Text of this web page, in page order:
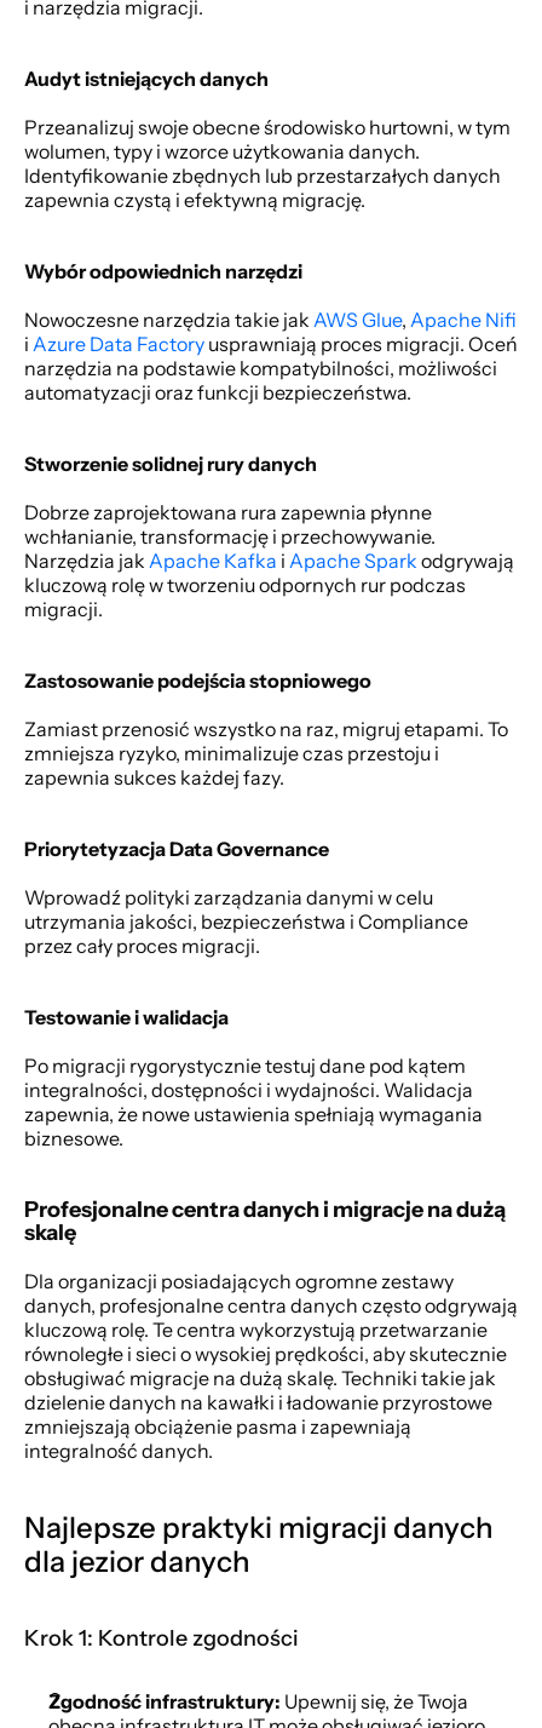
i narzędzia migracji.
Audyt istniejących danych
Przeanalizuj swoje obecne środowisko hurtowni, w tym
wolumen, typy i wzorce użytkowania danych.
Identyfikowanie zbędnych lub przestarzałych danych
zapewnia czystą i efektywną migrację.
Wybór odpowiednich narzędzi
Nowoczesne narzędzia takie jak AWS Glue, Apache Nifi
i Azure Data Factory usprawniają proces migracji. Oceń
narzędzia na podstawie kompatybilności, możliwości
automatyzacji oraz funkcji bezpieczeństwa.
Stworzenie solidnej rury danych
Dobrze zaprojektowana rura zapewnia płynne
wchłanianie, transformację i przechowywanie.
Narzędzia jak Apache Kafka i Apache Spark odgrywają
kluczową rolę w tworzeniu odpornych rur podczas
migracji.
Zastosowanie podejścia stopniowego
Zamiast przenosić wszystko na raz, migruj etapami. To
zmniejsza ryzyko, minimalizuje czas przestoju i
zapewnia sukces każdej fazy.
Priorytetyzacja Data Governance
Wprowadź polityki zarządzania danymi w celu
utrzymania jakości, bezpieczeństwa i Compliance
przez cały proces migracji.
Testowanie i walidacja
Po migracji rygorystycznie testuj dane pod kątem
integralności, dostępności i wydajności. Walidacja
zapewnia, że nowe ustawienia spełniają wymagania
biznesowe.
Profesjonalne centra danych i migracje na dużą
skalę
Dla organizacji posiadających ogromne zestawy
danych, profesjonalne centra danych często odgrywają
kluczową rolę. Te centra wykorzystują przetwarzanie
równoległe i sieci o wysokiej prędkości, aby skutecznie
obsługiwać migracje na dużą skalę. Techniki takie jak
dzielenie danych na kawałki i ładowanie przyrostowe
zmniejszają obciążenie pasma i zapewniają
integralność danych.
Najlepsze praktyki migracji danych
dla jezior danych
Krok 1: Kontrole zgodności
Zgodność infrastruktury: Upewnij się, że Twoja